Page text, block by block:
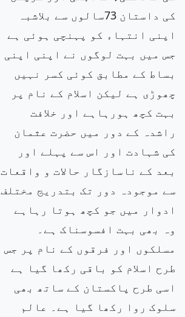
کی داستان 73سالوں سے بلاشبہ
اپنی انتہاء کو پہنچی ہوئی ہے
جس میں بہت لوگوں نے اپنی اپنی
بساط کے مطابق کوئی کسر نہیں
چھوڑی ہے لیکن اسلام کے نام پر
بہت کچھ ہورہاہے اور خلافت
راشدہ کے دور میں حضرت عثمان
کی شہادت اور اس سے پہلے اور
بعد کے ناسازگار حالات و واقعات
سے موجودہ دور تک بتدریج مختلف
ادوار میں جو کچھ ہوتا رہاہے
وہ بھی بہت افسوسناک ہے۔
مسلکوں اور فرقوں کے نام پر جس
طرح اسلام کو باقی رکھا گیا ہے
اسی طرح پاکستان کے ساتھ بھی
سلوک روا رکھا گیا ہے۔ عالم